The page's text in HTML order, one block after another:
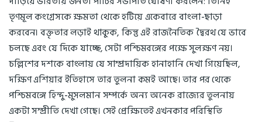
তৃণমূল কংগ্রেসকে ক্ষমতা থেকে হটিয়ে একেবারে বাংলা-ছাড়া
করবেন। বক্তৃতার লড়াই থাকুক, কিন্তু এই রাজনৈতিক দ্বৈরথ যে ভাবে
চলছে এবং যে দিকে যাচ্ছে, সেটা পশ্চিমবঙ্গের পক্ষে সুলক্ষণ নয়।
চল্লিশের দশকে বাংলায় যে সাম্প্রদায়িক হানাহানি দেখা গিয়েছিল,
দক্ষিণ এশিয়ার ইতিহাসে তার তুলনা কমই আছে। তার পর থেকে
পশ্চিমবঙ্গে হিন্দু-মুসলমান সম্পর্কে অন্য অনেক রাজ্যের তুলনায়
একটা সম্প্রীতি দেখা গেছে। সেই প্রেক্ষিতেই এখনকার পরিস্থিতি